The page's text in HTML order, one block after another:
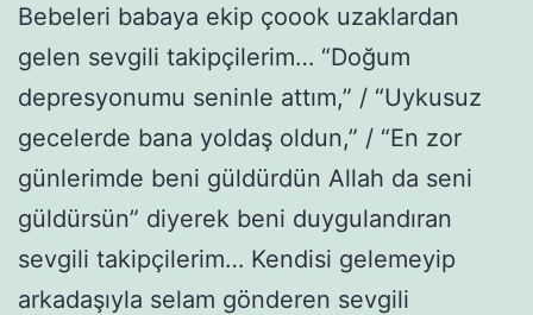
Bebeleri babaya ekip çoook uzaklardan
gelen sevgili takipçilerim… “Doğum
depresyonumu seninle attım,” / “Uykusuz
gecelerde bana yoldaş oldun,” / “En zor
günlerimde beni güldürdün Allah da seni
güldürsün” diyerek beni duygulandıran
sevgili takipçilerim… Kendisi gelemeyip
arkadaşıyla selam gönderen sevgili